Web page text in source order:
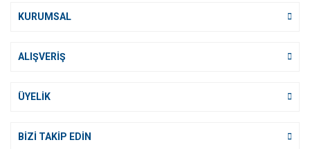
KURUMSAL
ALIŞVERİŞ
ÜYELİK
BİZİ TAKİP EDİN